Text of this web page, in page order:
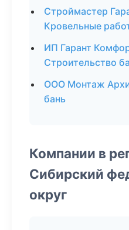
Строймастер
Кровельные
ИП Гарант
Строительство
ООО Монтаж
бань
Компании в
Сибирский
округ